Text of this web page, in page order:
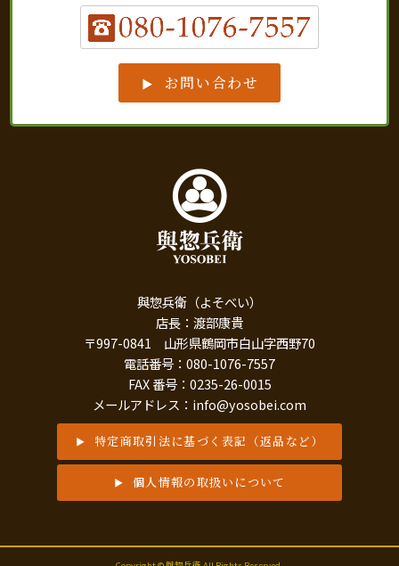
お問い合わせ
與惣兵衛（よそべい）
店長：渡部康貴
〒997-0841 山形県鶴岡市白山字西野70
電話番号：080-1076-7557
FAX 番号：0235-26-0015
メールアドレス：info@yosobei.com
特定商取引法に基づく表記（返品など）
個人情報の取扱いについて